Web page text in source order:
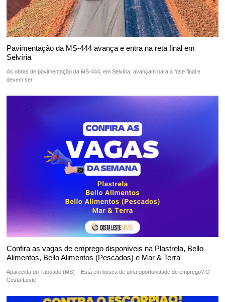
Pavimentação da MS-444 avança e entra na reta final em
Selvíria
As obras de pavimentação da MS-444, em Selvíria, avançam para a fase final e
devem ser
Confira as vagas de emprego disponíveis na Plastrela, Bello
Alimentos, Bello Alimentos (Pescados) e Mar & Terra
Aparecida do Taboado (MS) – Está em busca de uma oportunidade de emprego? O
Costa Leste